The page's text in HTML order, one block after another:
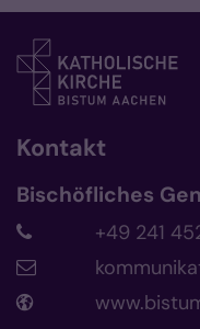
Kontakt
Bischöfliches
+49 241